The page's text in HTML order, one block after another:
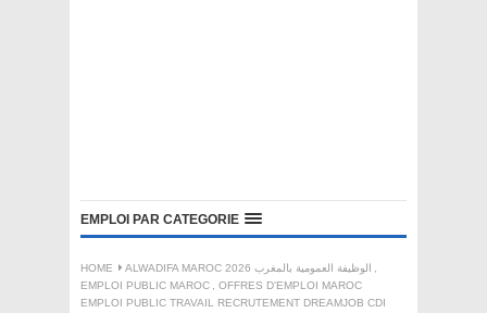
EMPLOI PAR CATEGORIE
HOME ALWADIFA MAROC 2026 الوظيفة العمومية بالمغرب
,
EMPLOI PUBLIC MAROC , OFFRES D'EMPLOI MAROC
EMPLOI PUBLIC TRAVAIL RECRUTEMENT DREAMJOB CDI